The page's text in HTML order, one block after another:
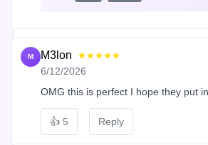
M M3lon ★★★★★
6/12/2026
OMG this is perfect I hope they put
👍 5 Reply